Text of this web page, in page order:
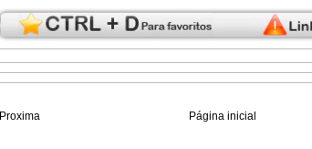
Proxima Página inicial